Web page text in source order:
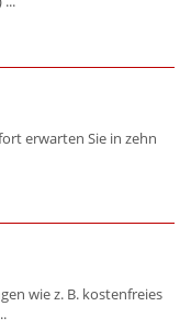
erwarten Sie in zehn
wie z. B. kostenfreies